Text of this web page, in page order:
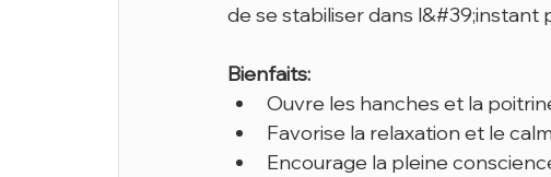
de se stabiliser dans l&#39;instant
Bienfaits:
Ouvre les hanches et la
Favorise la relaxation et le
Encourage la pleine